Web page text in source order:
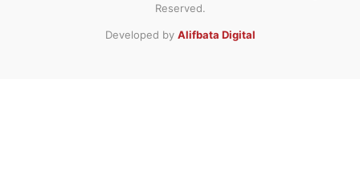
Reserved.
Developed by Alifbata Digital